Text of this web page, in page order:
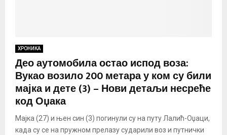
ХРОНИКА
Део аутомобила остао испод воза:
Вукао возило 200 метара у ком су били
мајка и дете (3) – Нови детаљи несреће
код Оџака
Мајка (27) и њен син (3) погинули су на путу Лалић-Оџаци,
када су се на пружном прелазу сударили воз и путнички